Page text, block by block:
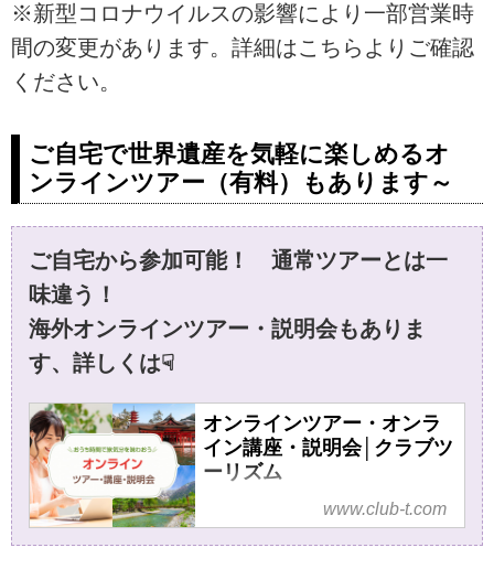
※新型コロナウイルスの影響により一部営業時
間の変更があります。詳細はこちらよりご確認
ください。
ご自宅で世界遺産を気軽に楽しめるオ
ンラインツアー（有料）もあります～
ご自宅から参加可能！ 通常ツアーとは一
味違う！
海外オンラインツアー・説明会もありま
す、詳しくは☟
オンラインツアー・オンラ
イン講座・説明会│クラブツ
ーリズム
オンラインツアー・オンライン
講座・説明会ならクラブツーリ
www.club-t.com